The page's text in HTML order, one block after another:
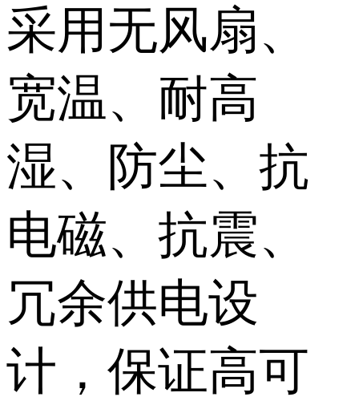
采用无风扇、
宽温、耐高
湿、防尘、抗
电磁、抗震、
冗余供电设
计，保证高可